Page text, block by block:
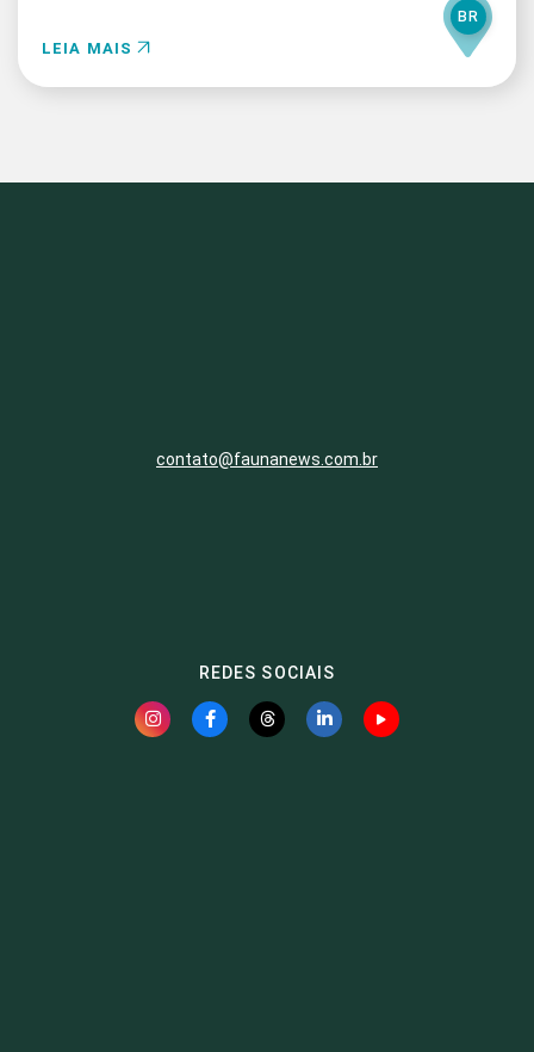
LEIA MAIS
BR
contato@faunanews.com.br
REDES SOCIAIS